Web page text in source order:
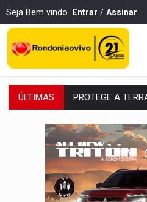
Seja Bem vindo. Entrar / Assinar
ÚLTIMAS VÍDEO:Motociclista
PARECE UM
GIGANTE DA
INDEPENDÊNCIA: